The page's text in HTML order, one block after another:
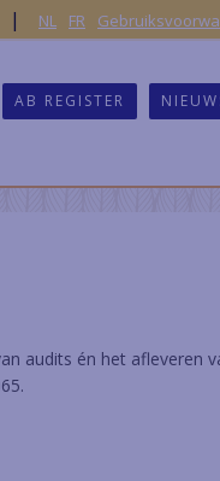
| NL FR
AB REGISTER
audits én het afleveren